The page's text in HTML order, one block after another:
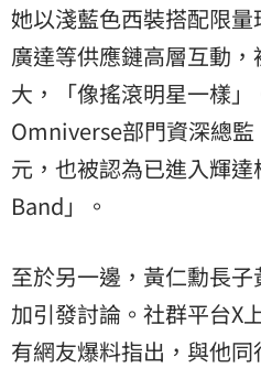
她以淺藍色西裝搭配限量
廣達等供應鏈高層互動
大，「像搖滾明星一樣
Omniverse部門資深總
元，也被認為已進入輝
Band」。
至於另一邊，黃仁勳長
加引發討論。社群平台X
有網友爆料指出，與他